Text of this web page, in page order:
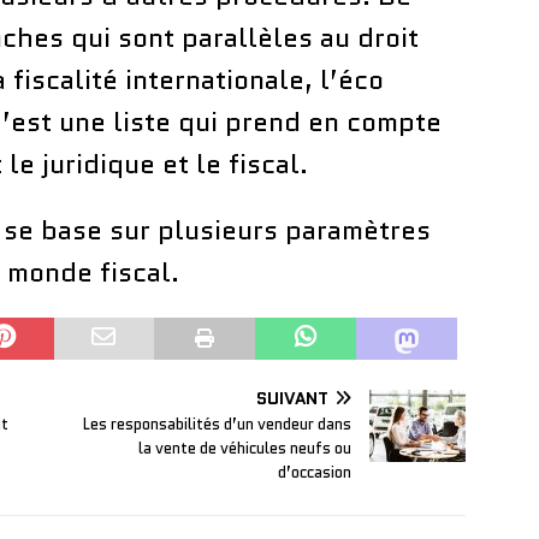
qui sont parallèles au droit
fiscalité internationale, l’éco
une liste qui prend en compte
le juridique et le fiscal.
base sur plusieurs paramètres
fiscal.
SUIVANT
Les responsabilités d’un vendeur dans
la vente de véhicules neufs ou
d’occasion